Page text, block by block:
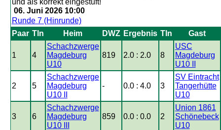
06. Juni 2026 10:00
Runde 7 (Hinrunde)
Paar Tln Heim DWZ Ergebnis Tln Gast
1 4
Schachzwerge
Magdeburg
U10
819 2.0 : 2.0 8
USC
Magdeburg
U10 II
2 5
Schachzwerge
Magdeburg
U10 II
- 0.0 : 4.0 3
SV Eintracht
Tangerhütte
U10
3 6
Schachzwerge
Magdeburg
U10 III
859 0.0 : 0.0 2
Union 1861
Schönebeck
U10